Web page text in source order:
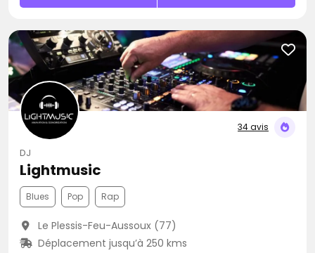
34 avis
DJ
Lightmusic
Blues Pop Rap
Le Plessis-Feu-Aussoux (77)
Déplacement jusqu’à 250 kms